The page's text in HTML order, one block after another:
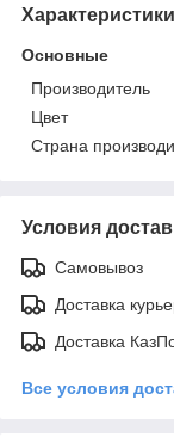
Характеристики
Основные
Производитель
Цвет
Страна
Условия
Самовывоз
Доставка
Доставка
Все условия